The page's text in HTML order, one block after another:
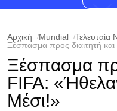
Αρχική Mundial
Τελευταία
Ξέσπασμα προς διαιτητή
Ξέσπασμα
FIFA:
Μέσι!»